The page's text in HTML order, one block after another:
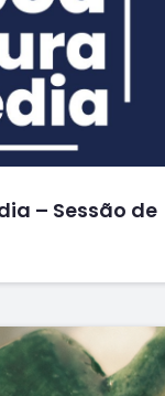
– Sessão de